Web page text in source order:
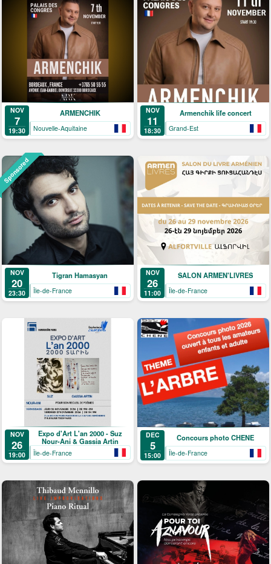
NOV
7
19:30
ARMENCHIK
Nouvelle-Aquitaine
NOV
11
18:30
Armenchik life concert
Grand-Est
Sponsored
NOV
20
23:30
Tigran Hamasyan
Île-de-France
NOV
26
11:00
SALON ARMEN'LIVRES
Île-de-France
NOV
26
19:00
Expo d'Art L'an 2000 - Suz
Nour-Ani & Gassia Artin
Île-de-France
DEC
5
15:00
Concours photo CHENE
Île-de-France